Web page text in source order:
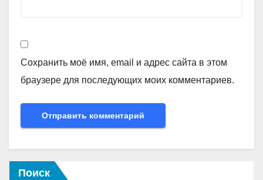
Сохранить моё имя, email и адрес сайта в этом
браузере для последующих моих комментариев.
Поиск